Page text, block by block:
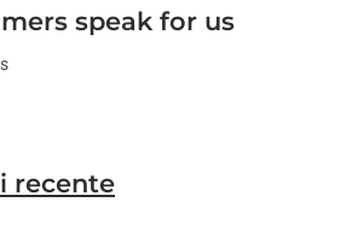
speak for us
recente